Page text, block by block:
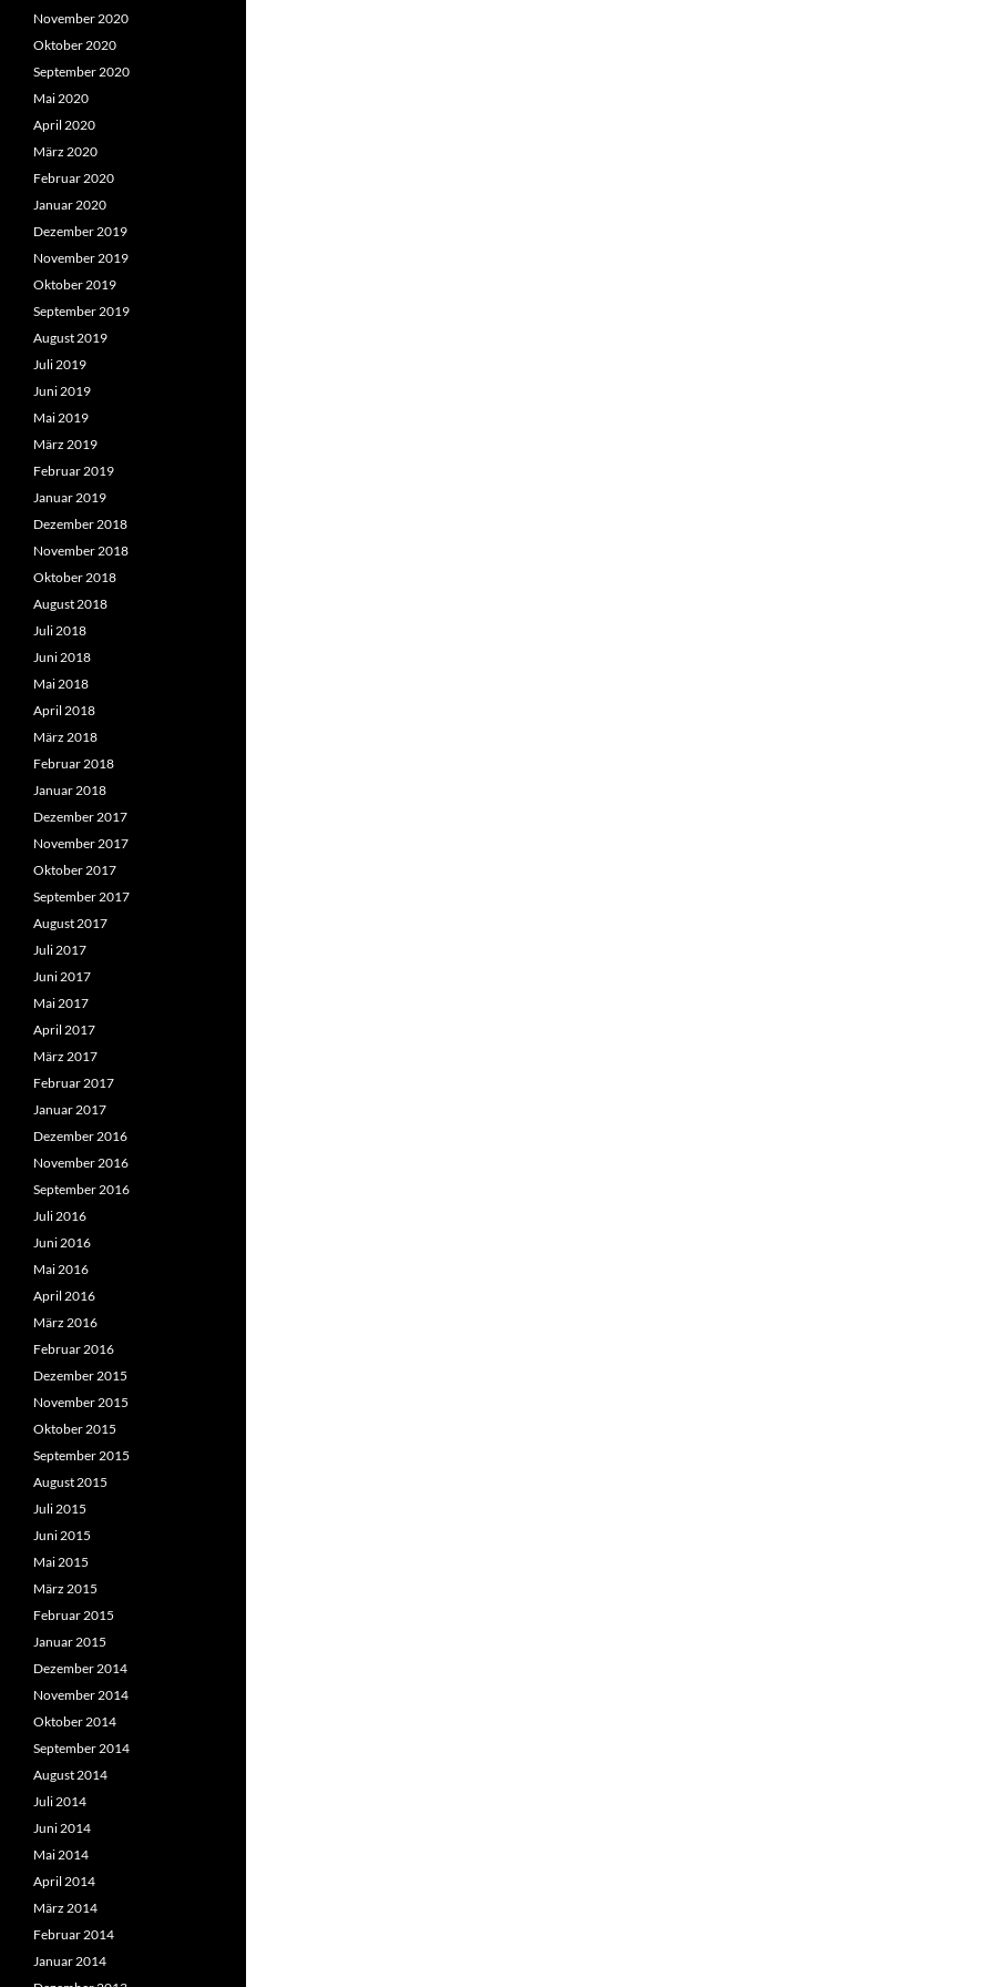
November 2020
Oktober 2020
September 2020
Mai 2020
April 2020
März 2020
Februar 2020
Januar 2020
Dezember 2019
November 2019
Oktober 2019
September 2019
August 2019
Juli 2019
Juni 2019
Mai 2019
März 2019
Februar 2019
Januar 2019
Dezember 2018
November 2018
Oktober 2018
August 2018
Juli 2018
Juni 2018
Mai 2018
April 2018
März 2018
Februar 2018
Januar 2018
Dezember 2017
November 2017
Oktober 2017
September 2017
August 2017
Juli 2017
Juni 2017
Mai 2017
April 2017
März 2017
Februar 2017
Januar 2017
Dezember 2016
November 2016
September 2016
Juli 2016
Juni 2016
Mai 2016
April 2016
März 2016
Februar 2016
Dezember 2015
November 2015
Oktober 2015
September 2015
August 2015
Juli 2015
Juni 2015
Mai 2015
März 2015
Februar 2015
Januar 2015
Dezember 2014
November 2014
Oktober 2014
September 2014
August 2014
Juli 2014
Juni 2014
Mai 2014
April 2014
März 2014
Februar 2014
Januar 2014